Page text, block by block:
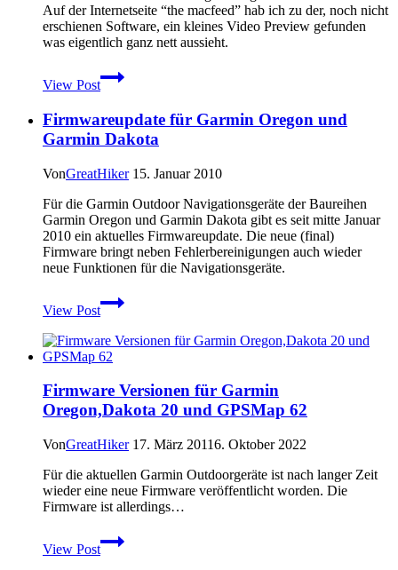
Auf der Internetseite “the macfeed” hab ich zu der, noch nicht
erschienen Software, ein kleines Video Preview gefunden
was eigentlich ganz nett aussieht.
View Post
GPS
Tuner
das
iPhone
Firmwareupdate für Garmin Oregon und
Garmin Dakota
VonGreatHiker 15. Januar 2010
Für die Garmin Outdoor Navigationsgeräte der Baureihen
Garmin Oregon und Garmin Dakota gibt es seit mitte Januar
2010 ein aktuelles Firmwareupdate. Die neue (final)
Firmware bringt neben Fehlerbereinigungen auch wieder
neue Funktionen für die Navigationsgeräte.
View Post
Firmwareupdate
für
Oregon
und
Dakota
Firmware Versionen für Garmin
Oregon,Dakota 20 und GPSMap 62
VonGreatHiker 17. März 20116. Oktober 2022
Für die aktuellen Garmin Outdoorgeräte ist nach langer Zeit
wieder eine neue Firmware veröffentlicht worden. Die
Firmware ist allerdings…
View Post
Firmware
Versionen